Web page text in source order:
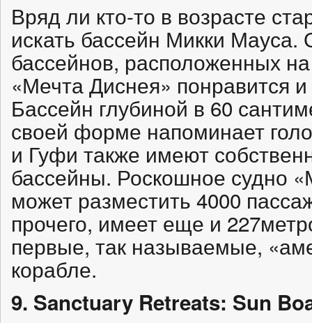
Вряд ли кто-то в возрасте
искать бассейн Микки Мауса.
бассейнов, расположенных
«Мечта Диснея» понравится
Бассейн глубиной в 60
своей форме напоминает
и Гуфи также имеют
бассейны. Роскошное судно
может разместить 4000
прочего, имеет еще и
первые, так называемые,
корабле.
9. Sanctuary Retreats: Sun